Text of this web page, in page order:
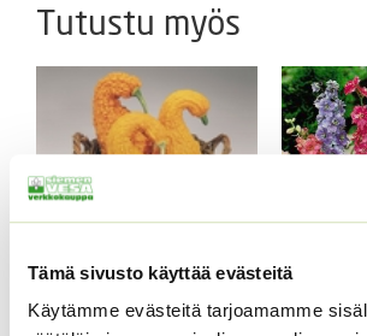
Tämä sivusto käyttää evästeitä
Käytämme evästeitä tarjoamamme
Tutustu myös
Koristekurpitsa Con
4,50 Sisältää arvonlisäveron